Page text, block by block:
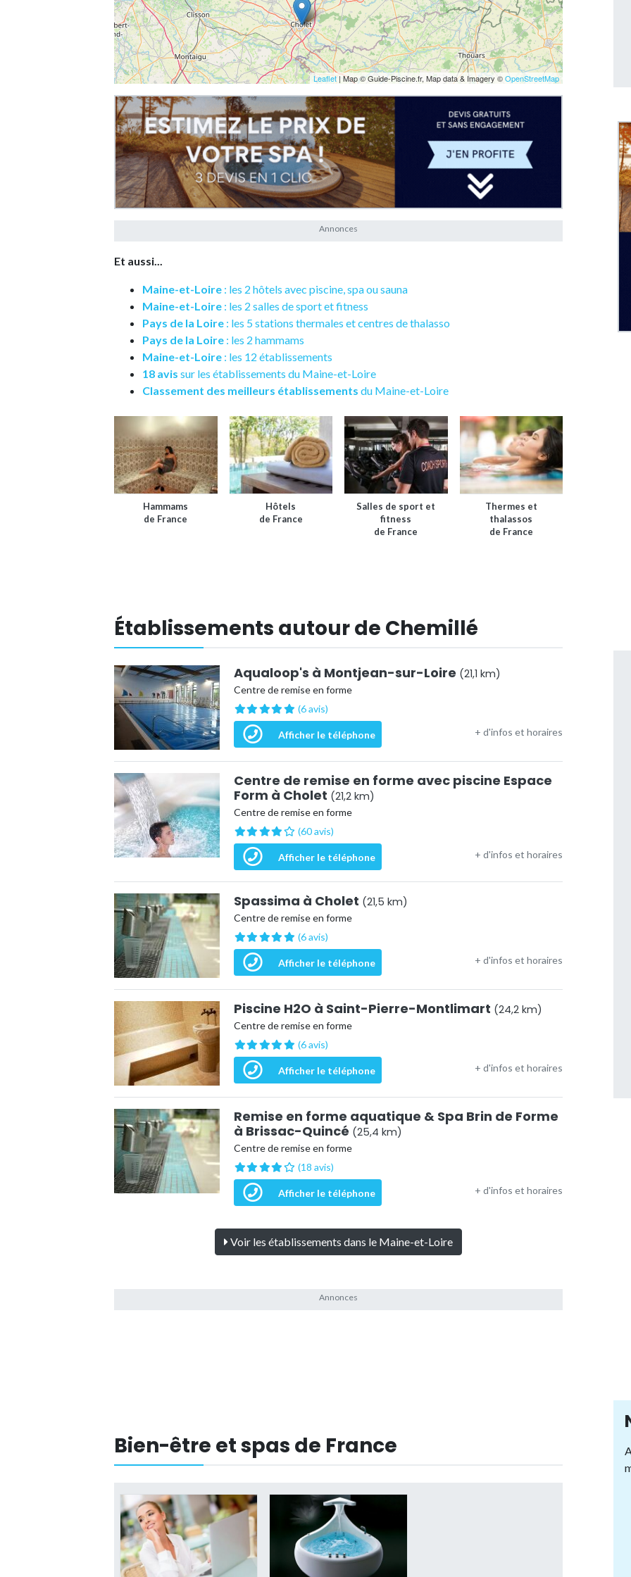
Leaflet| Map © Guide-Piscine.fr, Map data & Imagery ©OpenStreetMap
Et aussi...
Maine-et-Loire : les 2 hôtels avec piscine, spa ou sauna
Maine-et-Loire : les 2 salles de sport et fitness
Pays de la Loire : les 5 stations thermales et centres de thalasso
Pays de la Loire : les 2 hammams
Maine-et-Loire : les 12 établissements
18 avis sur les établissements du Maine-et-Loire
Classement des meilleurs établissements du Maine-et-Loire
Hammams
de France
Hôtels
de France
Salles de sport et
fitness
de France
Thermes et
thalassos
de France
Établissements autour de Chemillé
Aqualoop's à Montjean-sur-Loire (21,1 km)
Centre de remise en forme
(6 avis)
Afficher le téléphone + d'infos et horaires
Centre de remise en forme avec piscine Espace
Form à Cholet (21,2 km)
Centre de remise en forme
(60 avis)
Afficher le téléphone + d'infos et horaires
Spassima à Cholet (21,5 km)
Centre de remise en forme
(6 avis)
Afficher le téléphone + d'infos et horaires
Piscine H2O à Saint-Pierre-Montlimart (24,2 km)
Centre de remise en forme
(6 avis)
Afficher le téléphone + d'infos et horaires
Remise en forme aquatique & Spa Brin de Forme
à Brissac-Quincé (25,4 km)
Centre de remise en forme
(18 avis)
Afficher le téléphone + d'infos et horaires
Voir les établissements dans le Maine-et-Loire
Bien-être et spas de France